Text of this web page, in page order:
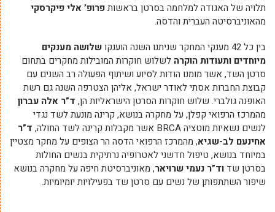
תלויה של האגודה למלחמה בסרטן בראשותפרופ’ אלי פיקרסקי
מהאוניברסיטה העברית והדסה.
בין כל 42 מענקי המחקר שניתנו השנה הוענקו
שלושה מענקים
מיוחדים ותעודות הוקרה לשלוש חוקרות המובילות מחקרים בתחום
סרטן השד, אשר מומנו הודות לסיוע ושיתוף הפעולה רב השנים עם
קבוצת החברות אסתי לאודר ישראל, אליהן הצטרפה השנה גם רשת
האופנה גולברי. שלוש חוקרות הסרטן הישראליות הן, ד”ר אלה עברון
מהמרכז הרפואי קפלן, על מחקרה בנושא, קרינה מונעת לשד נגדי
לנשים נשאיות מוטציה BRCA אשר מקבלות קרינה לשד החולה,
ד”ר
אחינעם לב-שגיא, מהמרכז הרפואי הדסה הר הצופים על מחקר מצטיין
במיוחד בנושא, טיפול חדשני לאטרופיה נרתיקית בנשים החולות
בסרטן שד וד”ר נעמי שרויאר, מאוניברסיטת חיפה על מחקרה בנושא
שיפור השתתפותן של נשים עם סרטן שד בפעילויות יומיומיות.